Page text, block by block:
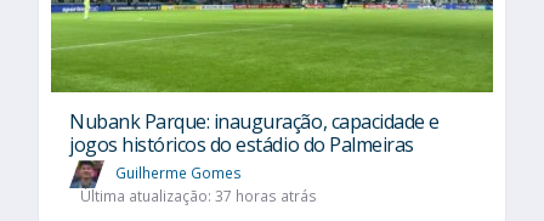
Nubank Parque: inauguração, capacidade e
jogos históricos do estádio do Palmeiras
Guilherme Gomes
Última atualização: 37 horas atrás